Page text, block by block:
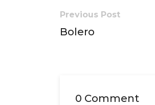
Previous Post
Bolero
0 Comment